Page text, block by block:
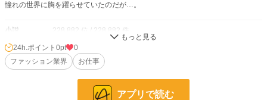
憧れの世界に胸を躍らせていたのだが…。
小説 228,882 位 / 228,882 件
ライト文芸 9,587 位 / 9,587 件
お気に入り 1
24h.ポイント 0pt
0
ファッション業界
お仕事
アプリで読む